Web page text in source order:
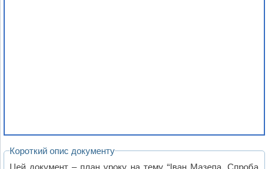
Короткий опис документу
Цей документ – план уроку на тему “Іван Мазепа. Спроба